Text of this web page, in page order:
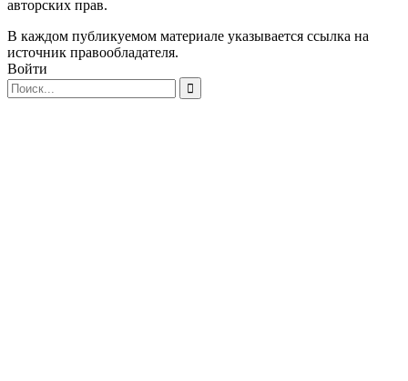
авторских прав.
В каждом публикуемом материале указывается ссылка на
источник правообладателя.
Войти